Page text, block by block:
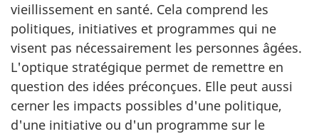
vieillissement en santé. Cela comprend les
politiques, initiatives et programmes qui ne
visent pas nécessairement les personnes âgées.
L'optique stratégique permet de remettre en
question des idées préconçues. Elle peut aussi
cerner les impacts possibles d'une politique,
d'une initiative ou d'un programme sur le